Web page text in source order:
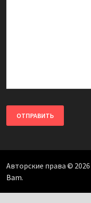
Авторские права © 2026
Bam.